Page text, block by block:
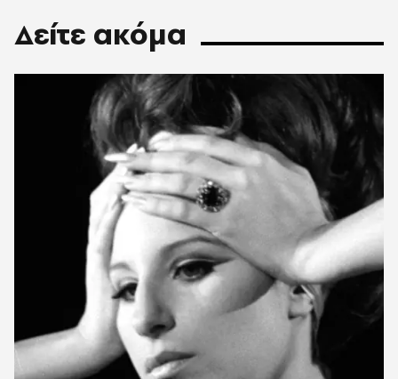
Δείτε ακόμα